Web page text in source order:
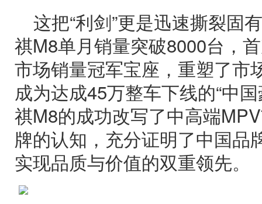
这把“利剑”更是迅速撕裂固
祺M8单月销量突破8000台，
市场销量冠军宝座，重塑了市
成为达成45万整车下线的“中
祺M8的成功改写了中高端
牌的认知，充分证明了中国品
实现品质与价值的双重领先。